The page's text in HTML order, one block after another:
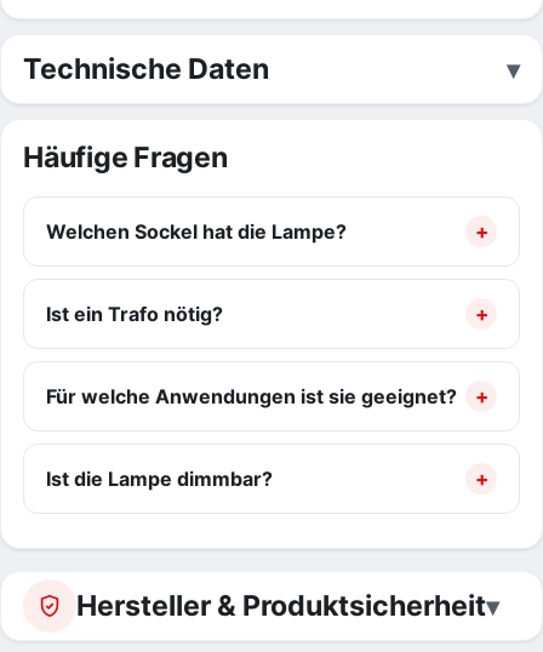
Technische Daten
Häufige Fragen
Welchen Sockel hat die Lampe?
Ist ein Trafo nötig?
Für welche Anwendungen ist sie geeignet?
Ist die Lampe dimmbar?
Hersteller & Produktsicherheit